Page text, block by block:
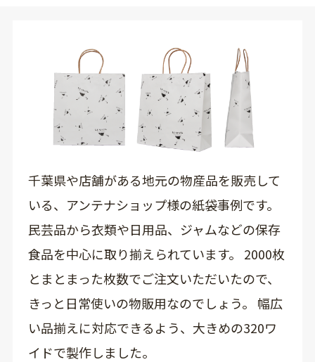
千葉県や店舗がある地元の物産品を販売して
いる、アンテナショップ様の紙袋事例です。
民芸品から衣類や日用品、ジャムなどの保存
食品を中心に取り揃えられています。 2000枚
とまとまった枚数でご注文いただいたので、
きっと日常使いの物販用なのでしょう。 幅広
い品揃えに対応できるよう、大きめの320ワ
イドで製作しました。